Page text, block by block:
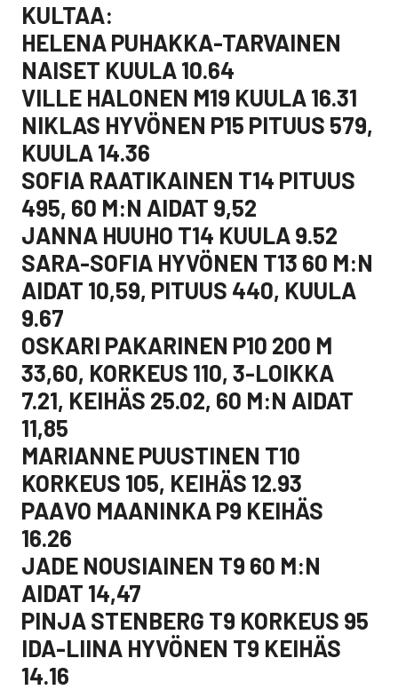
KULTAA:
HELENA PUHAKKA-TARVAINEN
NAISET KUULA 10.64
VILLE HALONEN M19 KUULA 16.31
NIKLAS HYVÖNEN P15 PITUUS 579,
KUULA 14.36
SOFIA RAATIKAINEN T14 PITUUS
495, 60 M:N AIDAT 9,52
JANNA HUUHO T14 KUULA 9.52
SARA-SOFIA HYVÖNEN T13 60 M:N
AIDAT 10,59, PITUUS 440, KUULA
9.67
OSKARI PAKARINEN P10 200 M
33,60, KORKEUS 110, 3-LOIKKA
7.21, KEIHÄS 25.02, 60 M:N AIDAT
11,85
MARIANNE PUUSTINEN T10
KORKEUS 105, KEIHÄS 12.93
PAAVO MAANINKA P9 KEIHÄS
16.26
JADE NOUSIAINEN T9 60 M:N
AIDAT 14,47
PINJA STENBERG T9 KORKEUS 95
IDA-LIINA HYVÖNEN T9 KEIHÄS
14.16